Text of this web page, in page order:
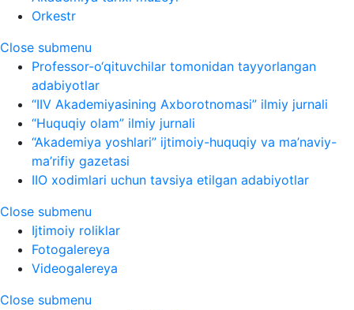
Orkestr
Close submenu
Professor-o‘qituvchilar tomonidan tayyorlangan
adabiyotlar
“IIV Akademiyasining Axborotnomasi” ilmiy jurnali
“Huquqiy olam” ilmiy jurnali
“Akademiya yoshlari” ijtimoiy-huquqiy va ma’naviy-
ma’rifiy gazetasi
IIO xodimlari uchun tavsiya etilgan adabiyotlar
Close submenu
Ijtimoiy roliklar
Fotogalereya
Videogalereya
Close submenu